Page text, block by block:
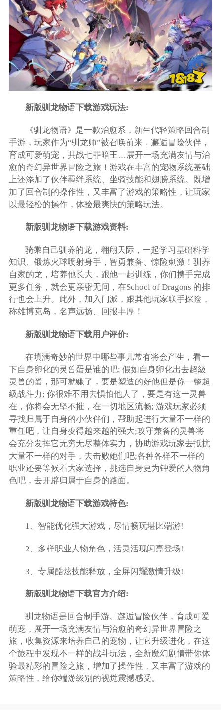
新版驯龙物语下载游戏玩法:
《驯龙物语》是一款治愈系，新生代轻策略回合制
手游，玩家作为“驯龙师”被召唤前来，邂逅冒险伙伴，
育成可爱萌宠，共战七罪暗王…展开一场充满友情与治
愈的奇幻异世界冒险之旅！游戏在丰富的宠物系统基础
上还添加了伙伴羁绊系统、坐骑技能和翅膀系统。既增
加了回合制的操作性，又丰富了游戏的策略性，让玩家
以最轻松的操作，体验最爽快的策略玩法。
新版驯龙物语下载游戏资料:
骑乘自己驯养的龙，翱翔天际，一起学习基础科学
知识、锻炼火球喷射身手，智勇兼备、惊险刺激！驯养
自家的龙，培养他长大，跟他一起训练，你们携手完成
更多任务，就会更亲密无间，在School of Dragons 的排
行也会上升。此外，加入门派，跟其他玩家联手探险，
称雄博克岛，名声远扬、回报丰厚！
新版驯龙物语下载用户评价:
在填满奇妙的世界中哪些事儿常有将会产生，看一
下自身卵化的灵兽蛋是谁的吧; 假如自身卵化出去超級
灵兽的蛋，那可就赚了，要是塑造的好他但是你一整超
級战斗力; 你很难不用去惧怕他人了，要是有这一灵兽
在，你将会无坚不摧，在一切地区流畅; 游戏玩家必须
寻找归属于自身的小伙伴们，帮助起进行大量不一样的
重任吧，让自身变得越来越的强大;攻守兼备的灵兽将
会充分发挥它无穷无尽整体实力，协助游戏玩家去抵抗
大量不一样的对手，去击败她们吧;各种各样不一样的
职业还要等候着大家选择，挑选自身更为钟爱的人物角
色吧，去开辟归属于自身的路面。
新版驯龙物语下载游戏特色:
1、智能优化强大游戏，尽情畅玩堪比端游!
2、多样职业人物角色，活灵活现闪亮登场!
3、专属酷炫技能释放，全屏闪耀激情升级!
新版驯龙物语下载官方介绍:
驯龙物语是回合制手游。邂逅冒险伙伴，育成可爱
萌宠，展开一场充满友情与治愈的奇幻异世界冒险之
旅，收集资源来培养自己的宠物，让它升级进化，在这
个旅程中发现不一样的战斗玩法，全新魔幻剧情带你体
验最精彩的冒险之旅，增加了操作性，又丰富了游戏的
策略性，给你端游级别的视觉震撼感受。